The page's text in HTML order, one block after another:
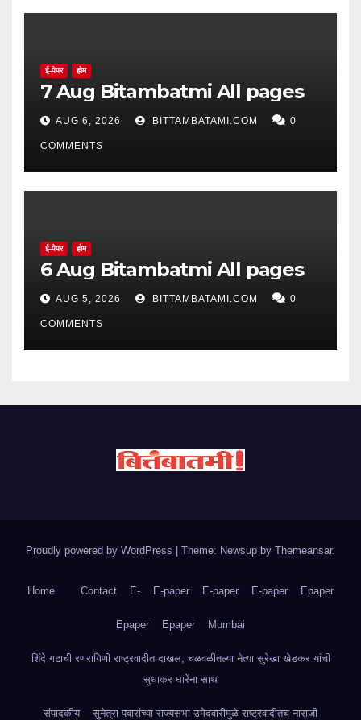
ई-पेपर होम
7 Aug Bitambatmi All pages
AUG 6, 2026 BITTAMBATAMI.COM 0
COMMENTS
ई-पेपर होम
6 Aug Bitambatmi All pages
AUG 5, 2026 BITTAMBATAMI.COM 0
COMMENTS
Proudly powered by WordPress Theme: Newsup by Themeansar.
Home Contact E- E-paper E-paper E-paper Epaper
Epaper Epaper Mumbai
शिंदे गटाची रणरागिणी राष्ट्रवादीत दाखल, चळवळीतल्या नेत्या सुरेखा खेडकर यांची
सुधाकर घारेंना साथ
संपादकीय सुनेत्रा पवारांच्या राज्यसभा उमेदवारीमुळे राष्ट्रवादीतच नाराजी